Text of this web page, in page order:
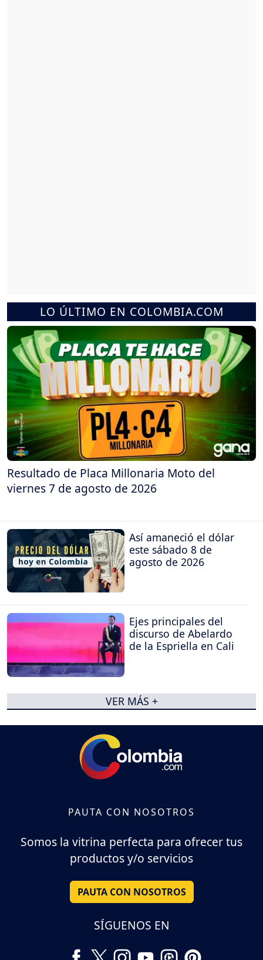
LO ÚLTIMO EN COLOMBIA.COM
Resultado de Placa Millonaria Moto del
viernes 7 de agosto de 2026
Así amaneció el dólar
este sábado 8 de
agosto de 2026
Ejes principales del
discurso de Abelardo
de la Espriella en Cali
VER MÁS +
PAUTA CON NOSOTROS
Somos la vitrina perfecta para ofrecer tus
productos y/o servicios
PAUTA CON NOSOTROS
SÍGUENOS EN